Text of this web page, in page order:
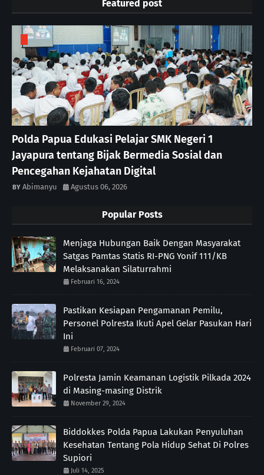
Featured post
Polda Papua Edukasi Pelajar SMK Negeri 1
Jayapura tentang Bijak Bermedia Sosial dan
Pencegahan Kejahatan Digital
Abimanyu Agustus 06, 2026
Popular Posts
Menjaga Hubungan Baik Dengan Masyarakat
Satgas Pamtas Statis RI-PNG Yonif 111/KB
Melaksanakan Silaturrahmi
Februari 16, 2024
Pastikan Kesiapan Pengamanan Pemilu,
Personel Polresta Ikuti Apel Gelar Pasukan Hari
Ini
Februari 07, 2024
Polresta Jamin Keamanan Logistik Pilkada 2024
di Masing-masing Distrik
November 29, 2024
Biddokkes Polda Papua Lakukan Penyuluhan
Kesehatan Tentang Pola Hidup Sehat Di Polres
Supiori
Juli 14, 2025